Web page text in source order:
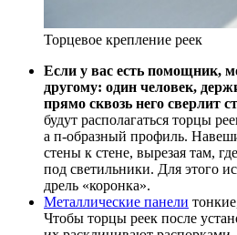
Торцевое крепление реек
Если у вас есть помощник,
другому: один человек,
прямо сквозь него сверлит
будут располагаться торцы
а п-образный профиль.
стены к стене, вырезая там,
под светильники. Для этого
дрель «коронка».
Металлические панели
Чтобы торцы реек после